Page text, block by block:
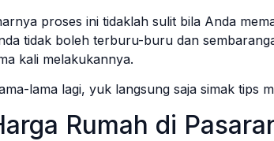
proses ini tidaklah sulit bila Anda
tidak boleh terburu-buru dan
kali melakukannya.
lama lagi, yuk langsung saja simak tips
Rumah di